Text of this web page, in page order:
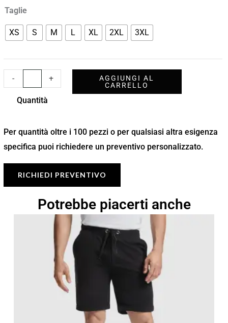
Taglie
XS S M L XL 2XL 3XL
- +
AGGIUNGI AL
CARRELLO
Quantità
Per quantità oltre i 100 pezzi o per qualsiasi altra esigenza
specifica puoi richiedere un preventivo personalizzato.
RICHIEDI PREVENTIVO
Potrebbe piacerti anche
di
prezzo:
da
10,15 €
14,50 €